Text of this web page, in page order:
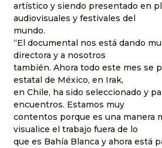
artístico y siendo presentado en
audiovisuales y festivales del
mundo.
“El documental nos está dando
directora y a nosotros
también. Ahora todo este mes se
estatal de México, en Irak,
en Chile, ha sido seleccionado y
encuentros. Estamos muy
contentos porque es una manera
visualice el trabajo fuera de lo
que es Bahía Blanca y ahora está